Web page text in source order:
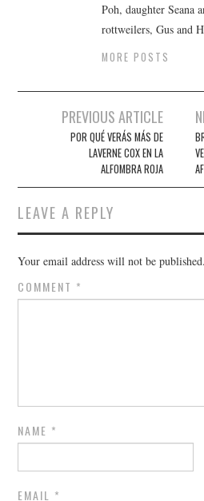
Poh, daughter Seana
rottweilers, Gus and
MORE POSTS
navigation
PREVIOUS ARTICLE
POR QUÉ VERÁS MÁS DE
LAVERNE COX EN LA
ALFOMBRA ROJA
LEAVE A REPLY
Your email address will not be published.
COMMENT *
NAME *
EMAIL *